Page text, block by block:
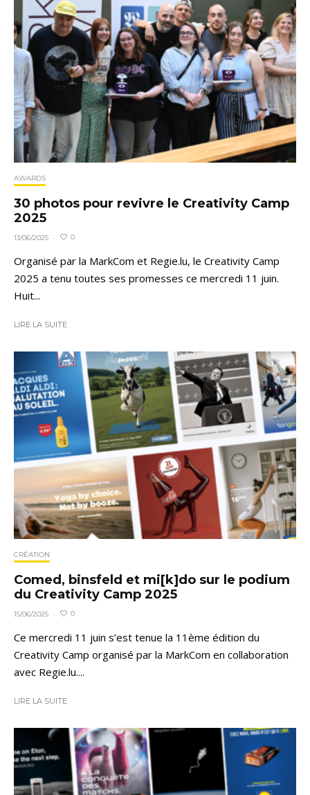
AWARDS
30 photos pour revivre le Creativity Camp
2025
13/06/2025 · 0
Organisé par la MarkCom et Regie.lu, le Creativity Camp
2025 a tenu toutes ses promesses ce mercredi 11 juin.
Huit...
LIRE LA SUITE
CRÉATION
Comed, binsfeld et mi[k]do sur le podium
du Creativity Camp 2025
15/06/2025 · 0
Ce mercredi 11 juin s’est tenue la 11ème édition du
Creativity Camp organisé par la MarkCom en collaboration
avec Regie.lu....
LIRE LA SUITE